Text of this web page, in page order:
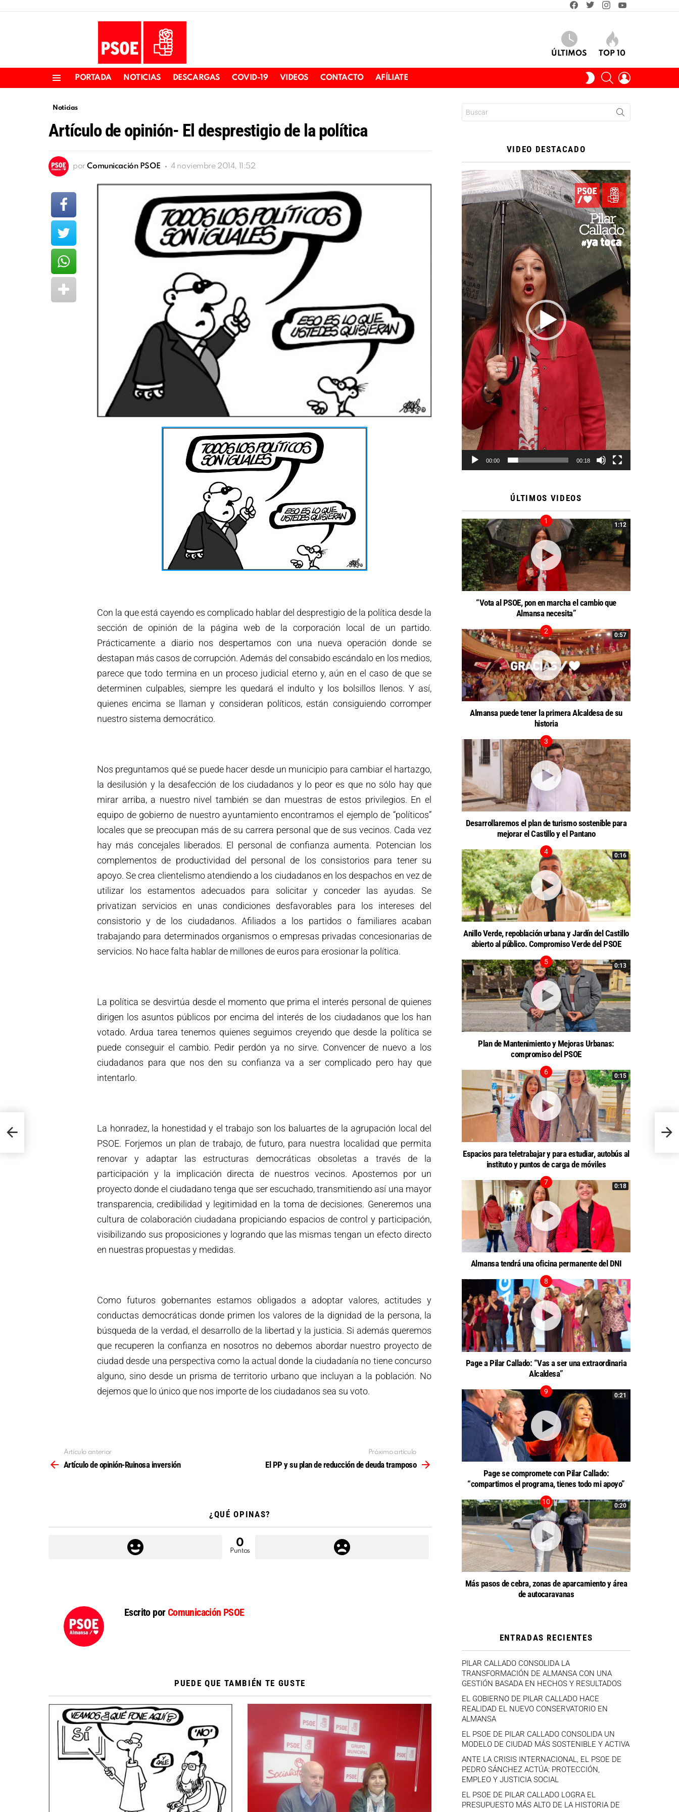
ÚLTIMOS TOP 10
PORTADA NOTICIAS DESCARGAS COVID-19 VIDEOS CONTACTO AFÍLIATE
SWITCH
SKIN
BUSCAR
Noticias
Artículo de opinión- El desprestigio de la política
por Comunicación PSOE 4 noviembre 2014, 11:52
Con la que está cayendo es complicado hablar del desprestigio de la política desde la
sección de opinión de la página web de la corporación local de un partido.
Prácticamente a diario nos despertamos con una nueva operación donde se
destapan más casos de corrupción. Además del consabido escándalo en los medios,
parece que todo termina en un proceso judicial eterno y, aún en el caso de que se
determinen culpables, siempre les quedará el indulto y los bolsillos llenos. Y así,
quienes encima se llaman y consideran políticos, están consiguiendo corromper
nuestro sistema democrático.
Nos preguntamos qué se puede hacer desde un municipio para cambiar el hartazgo,
la desilusión y la desafección de los ciudadanos y lo peor es que no sólo hay que
mirar arriba, a nuestro nivel también se dan muestras de estos privilegios. En el
equipo de gobierno de nuestro ayuntamiento encontramos el ejemplo de “políticos”
locales que se preocupan más de su carrera personal que de sus vecinos. Cada vez
hay más concejales liberados. El personal de confianza aumenta. Potencian los
complementos de productividad del personal de los consistorios para tener su
apoyo. Se crea clientelismo atendiendo a los ciudadanos en los despachos en vez de
utilizar los estamentos adecuados para solicitar y conceder las ayudas. Se
privatizan servicios en unas condiciones desfavorables para los intereses del
consistorio y de los ciudadanos. Afiliados a los partidos o familiares acaban
trabajando para determinados organismos o empresas privadas concesionarias de
servicios. No hace falta hablar de millones de euros para erosionar la política.
La política se desvirtúa desde el momento que prima el interés personal de quienes
dirigen los asuntos públicos por encima del interés de los ciudadanos que los han
votado. Ardua tarea tenemos quienes seguimos creyendo que desde la política se
puede conseguir el cambio. Pedir perdón ya no sirve. Convencer de nuevo a los
ciudadanos para que nos den su confianza va a ser complicado pero hay que
intentarlo.
La honradez, la honestidad y el trabajo son los baluartes de la agrupación local del
PSOE. Forjemos un plan de trabajo, de futuro, para nuestra localidad que permita
renovar y adaptar las estructuras democráticas obsoletas a través de la
participación y la implicación directa de nuestros vecinos. Apostemos por un
proyecto donde el ciudadano tenga que ser escuchado, transmitiendo así una mayor
transparencia, credibilidad y legitimidad en la toma de decisiones. Generemos una
cultura de colaboración ciudadana propiciando espacios de control y participación,
visibilizando sus proposiciones y logrando que las mismas tengan un efecto directo
en nuestras propuestas y medidas.
Como futuros gobernantes estamos obligados a adoptar valores, actitudes y
conductas democráticas donde primen los valores de la dignidad de la persona, la
búsqueda de la verdad, el desarrollo de la libertad y la justicia. Si además queremos
que recuperen la confianza en nosotros no debemos abordar nuestro proyecto de
ciudad desde una perspectiva como la actual donde la ciudadanía no tiene concurso
alguno, sino desde un prisma de territorio urbano que incluyan a la población. No
dejemos que lo único que nos importe de los ciudadanos sea su voto.
más
Artículo anterior
Artículo de opinión-Ruinosa inversión
Próximo artículo
El PP y su plan de reducción de deuda tramposo
¿QUÉ OPINAS?
0
Puntos
Escrito porComunicación PSOE
PUEDE QUE TAMBIÉN TE GUSTE
El
VIDEO DESTACADO
Reproductor
de
vídeo
00:00 00:18
ÚLTIMOS VIDEOS
1:12
“Vota al PSOE, pon en marcha el cambio que
Almansa necesita”
0:57
Almansa puede tener la primera Alcaldesa de su
historia
Desarrollaremos el plan de turismo sostenible para
mejorar el Castillo y el Pantano
0:16
Anillo Verde, repoblación urbana y Jardín del Castillo
abierto al público. Compromiso Verde del PSOE
0:13
Plan de Mantenimiento y Mejoras Urbanas:
compromiso del PSOE
0:15
Espacios para teletrabajar y para estudiar, autobús al
instituto y puntos de carga de móviles
0:18
Almansa tendrá una oficina permanente del DNI
Page a Pilar Callado: “Vas a ser una extraordinaria
Alcaldesa”
0:21
Page se compromete con Pilar Callado:
“compartimos el programa, tienes todo mi apoyo”
0:20
Más pasos de cebra, zonas de aparcamiento y área
de autocaravanas
ENTRADAS RECIENTES
PILAR CALLADO CONSOLIDA LA
TRANSFORMACIÓN DE ALMANSA CON UNA
GESTIÓN BASADA EN HECHOS Y RESULTADOS
EL GOBIERNO DE PILAR CALLADO HACE
REALIDAD EL NUEVO CONSERVATORIO EN
ALMANSA
EL PSOE DE PILAR CALLADO CONSOLIDA UN
MODELO DE CIUDAD MÁS SOSTENIBLE Y ACTIVA
ANTE LA CRISIS INTERNACIONAL, EL PSOE DE
PEDRO SÁNCHEZ ACTÚA: PROTECCIÓN,
EMPLEO Y JUSTICIA SOCIAL
EL PSOE DE PILAR CALLADO LOGRA EL
PRESUPUESTO MÁS ALTO DE LA HISTORIA DE